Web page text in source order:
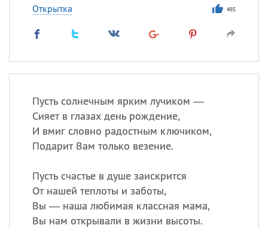
Открытка 485
Пусть солнечным ярким лучиком —
Сияет в глазах день рождение,
И вмиг словно радостным ключиком,
Подарит Вам только везение.
Пусть счастье в душе заискрится
От нашей теплоты и заботы,
Вы — наша любимая классная мама,
Вы нам открывали в жизни высоты.